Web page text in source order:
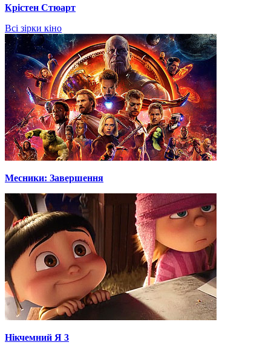
Крістен Стюарт
Всі зірки кіно
Месники: Завершення
Нікчемний Я 3